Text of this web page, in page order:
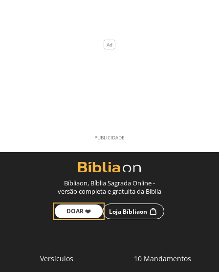
Bíbliaon, Bíblia Sagrada Online -
versão completa e gratuita da Bíblia
DOAR ❤️ Loja Bíbliaon
Versículos
10 Mandamentos